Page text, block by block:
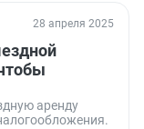
28 апреля 2025
аренду